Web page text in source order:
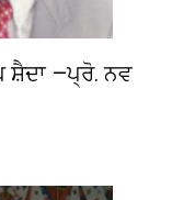
ਸ਼ੈਦਾ —ਪ੍ਰੋ. ਨਵ